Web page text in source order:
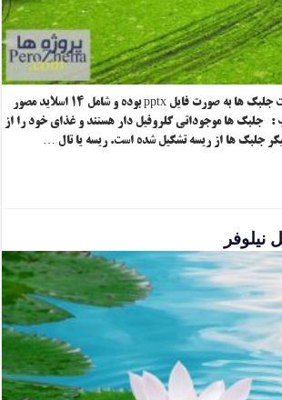
پاورپوینت جلبک ها پاورپوینت جلبک ها به صورت فایل pptx بوده و شامل ۱۴ اسلاید مصور
جلبک ها موجوداتی کلروفیل دار هستند و غذای خود را از
جلبک ها از ریسه تشکیل شده است. ریسه یا تال …
نیلوفر